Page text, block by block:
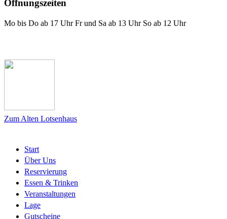
Öffnungszeiten
Mo bis Do ab 17 Uhr Fr und Sa ab 13 Uhr So ab 12 Uhr
Zum Alten Lotsenhaus
Start
Über Uns
Reservierung
Essen & Trinken
Veranstaltungen
Lage
Gutscheine